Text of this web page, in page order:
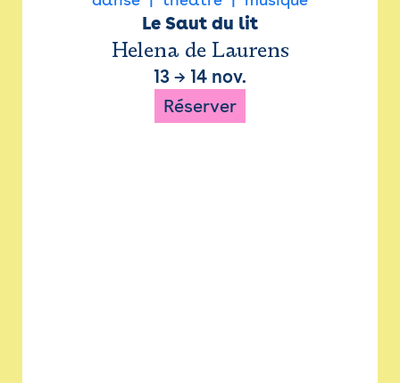
Le Saut du lit
Helena de Laurens
13 → 14 nov.
Réserver